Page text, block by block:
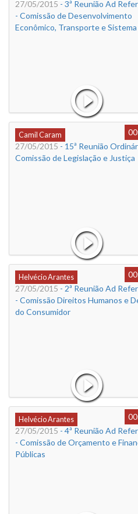
27/05/2015 - 3ª Reunião Ad
- Comissão de Desenvolvimento
Econômico, Transporte e
Camil Caram
27/05/2015 - 15ª Reunião
Comissão de Legislação e Justiça
Helvécio Arantes
27/05/2015 - 2ª Reunião Ad
- Comissão Direitos Humanos e
do Consumidor
Helvécio Arantes
27/05/2015 - 4ª Reunião Ad
- Comissão de Orçamento e
Públicas